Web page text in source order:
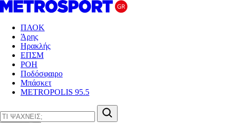
ΠΑΟΚ
Άρης
Ηρακλής
ΕΠΣΜ
ΡΟΗ
Ποδόσφαιρο
Μπάσκετ
METROPOLIS 95.5